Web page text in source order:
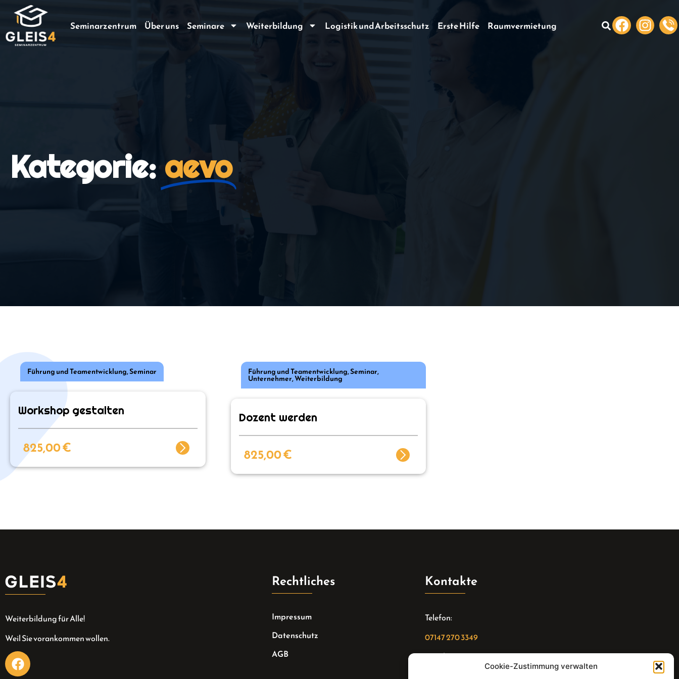
Cookie-Zustimmung verwalten
Seminarzentrum Über uns Seminare Weiterbildung Logistik und Arbeitsschutz Erste Hilfe Raumvermietung
Kategorie: aevo
Führung und Teamentwicklung,Seminar
Workshop gestalten
825,00€
Führung und Teamentwicklung,Seminar,
Unternehmer,Weiterbildung
Dozent werden
825,00€
Weiterbildung für Alle!
Weil Sie vorankommen wollen.
Rechtliches
Impressum
Datenschutz
AGB
Kontakte
Telefon:
07147 270 3349
Email: